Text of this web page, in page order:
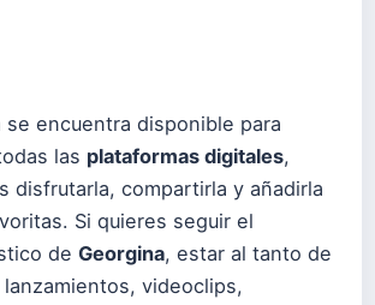
encuentra disponible para
las plataformas digitales,
disfrutarla, compartirla y añadirla
Si quieres seguir el
de Georgina, estar al tanto de
videoclips,